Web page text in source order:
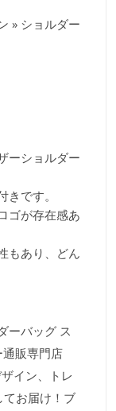
» ショルダー
ーショルダー
です。
ゴが存在感あ
もあり、どん
ーバッグ ス
販専門店
イン、トレ
てお届け！ブ